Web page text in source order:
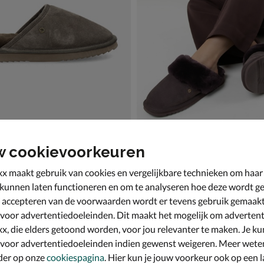
Australia Classic Warmbat Australia Flurry
€ 59,99
59,99
cookievoorkeuren
maakt gebruik van cookies en vergelijkbare technieken om
laten functioneren en om te analyseren hoe deze wordt
van de voorwaarden wordt er tevens gebruik
advertentiedoeleinden. Dit maakt het mogelijk om
die elders getoond worden, voor jou relevanter te maken. Je
advertentiedoeleinden indien gewenst weigeren. Meer
op onzecookiespagina . Hier kun je jouw voorkeur ook op een